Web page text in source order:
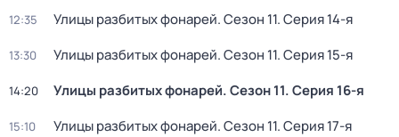
12:35 Улицы разбитых фонарей. Сезон 11. Серия 14-я
13:30 Улицы разбитых фонарей. Сезон 11. Серия 15-я
14:20 Улицы разбитых фонарей. Сезон 11. Серия 16-я
15:10 Улицы разбитых фонарей. Сезон 11. Серия 17-я